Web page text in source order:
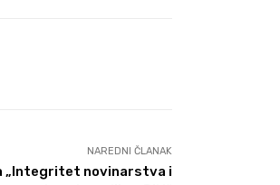
NAREDNI ČLANAK
„Integritet novinarstva i